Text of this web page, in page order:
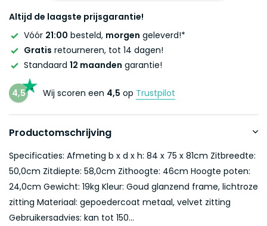
Altijd de laagste prijsgarantie!
Vóór 21:00 besteld, morgen geleverd!*
Gratis retourneren, tot 14 dagen!
Standaard 12 maanden garantie!
4,5 Wij scoren een 4,5 op Trustpilot
Productomschrijving
Specificaties: Afmeting b x d x h: 84 x 75 x 81cm Zitbreedte:
50,0cm Zitdiepte: 58,0cm Zithoogte: 46cm Hoogte poten:
24,0cm Gewicht: 19kg Kleur: Goud glanzend frame, lichtroze
zitting Materiaal: gepoedercoat metaal, velvet zitting
Gebruikersadvies: kan tot 150...